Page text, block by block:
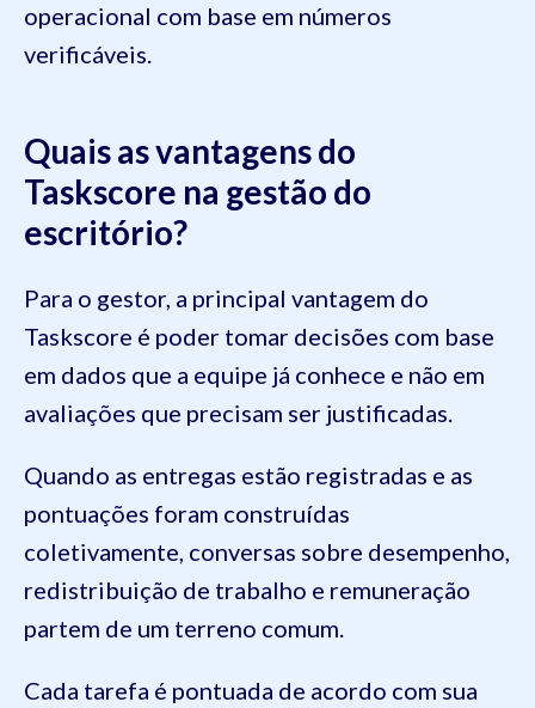
operacional com base em números
verificáveis.
Quais as vantagens do
Taskscore na gestão do
escritório?
Para o gestor, a principal vantagem do
Taskscore é poder tomar decisões com base
em dados que a equipe já conhece e não em
avaliações que precisam ser justificadas.
Quando as entregas estão registradas e as
pontuações foram construídas
coletivamente, conversas sobre desempenho,
redistribuição de trabalho e remuneração
partem de um terreno comum.
Cada tarefa é pontuada de acordo com sua